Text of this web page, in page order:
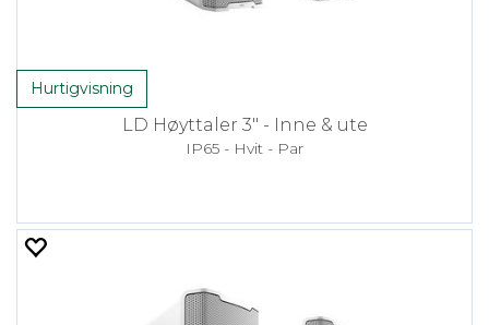
Hurtigvisning
LD Høyttaler 3" - Inne & ute
IP65 - Hvit - Par